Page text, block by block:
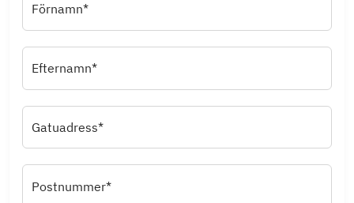
Förnamn*
Efternamn*
Gatuadress*
Postnummer*